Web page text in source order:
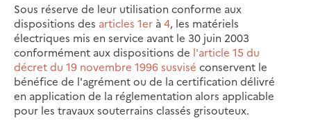
Sous réserve de leur utilisation conforme aux
dispositions des articles 1er à4, les matériels
électriques mis en service avant le 30 juin 2003
conformément aux dispositions de l'article 15 du
décret du 19 novembre 1996 susvisé conservent le
bénéfice de l'agrément ou de la certification délivré
en application de la réglementation alors applicable
pour les travaux souterrains classés grisouteux.